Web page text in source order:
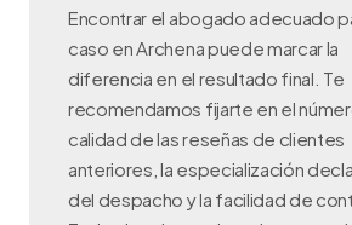
Encontrar el abogado adecuado
caso en Archena puede marcar la
diferencia en el resultado final. Te
recomendamos fijarte en el
calidad de las reseñas de clientes
anteriores, la especialización
del despacho y la facilidad de